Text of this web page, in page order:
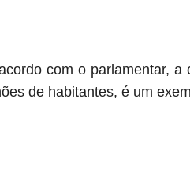
com o parlamentar,
de habitantes, é um